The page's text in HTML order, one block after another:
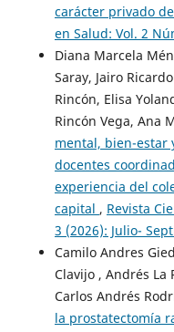
carácter privado
en Salud: Vol. 2
Diana Marcela
Saray, Jairo
Rincón, Elisa
Rincón Vega, Ana
mental, bien-estar
docentes
experiencia del
capital , Revista
3 (2026): Julio-
Camilo Andres
Clavijo , Andrés La
Carlos Andrés
la prostatectomía